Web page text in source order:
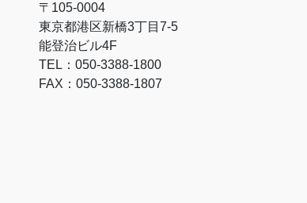
〒105-0004
東京都港区新橋3丁目7-5
能登治ビル4F
TEL：050-3388-1800
FAX：050-3388-1807